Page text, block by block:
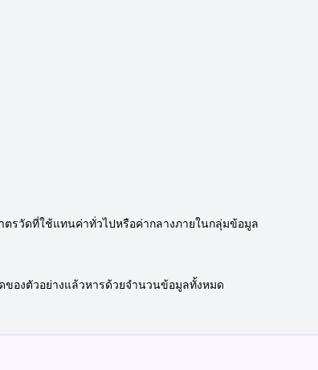
รวัดที่ใช้แทนค่าทั่วไปหรือค่ากลางภายในกลุ่มข้อมูล
องตัวอย่างแล้วหารด้วยจำนวนข้อมูลทั้งหมด